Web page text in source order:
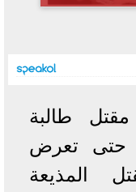
طالبة
حتى تعرض
المذيعة